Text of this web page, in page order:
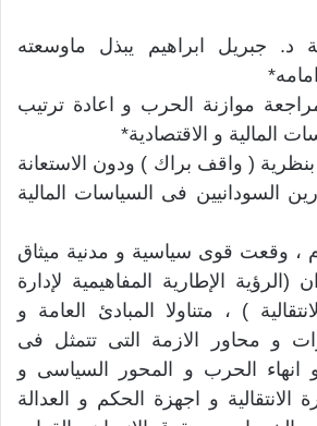
د. جبريل ابراهيم يبذل ماوسعته
موازنة الحرب و اعادة ترتيب
المالية و الاقتصادية*
( واقف براك ) ودون الاستعانة
السودانيين فى السياسات المالية
8 مايو 2024م ، وقعت قوى سياسية و مدنية ميثاق
الإطارية المفاهيمية لإدارة
) ، متناولا المبادئ العامة و
و محاور الازمة التى تتمثل فى
انهاء الحرب و المحور السياسى و
الانتقالية و اجهزة الحكم و العدالة